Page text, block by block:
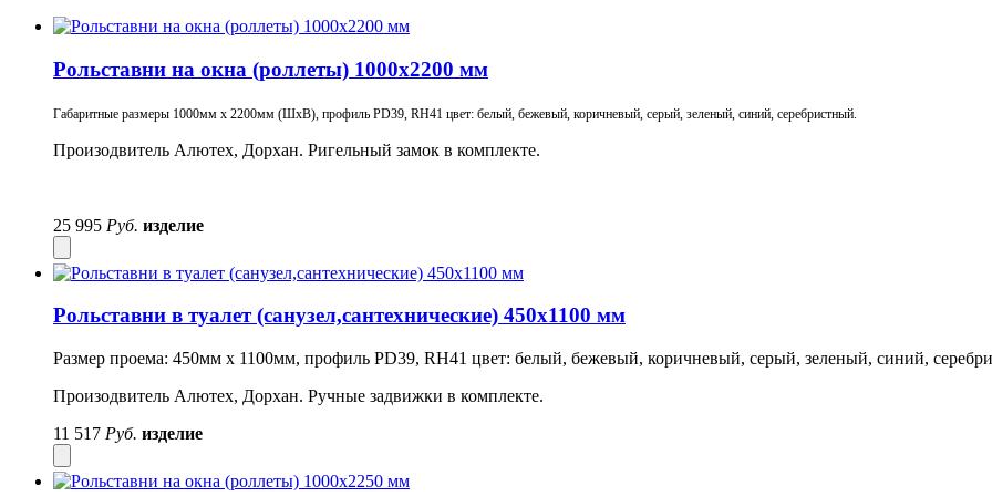
Рольставни на окна (роллеты) 1000х2200 мм
Габаритные размеры 1000мм х 2200мм (ШхВ), профиль PD39, RH41 цвет: белый, бежевый, коричневый, серый, зеленый, синий, серебристный.
Произодвитель Алютех, Дорхан. Ригельный замок в комплекте.
25 995 Руб. изделие
Рольставни в туалет (санузел,сантехнические) 450х1100 мм
Размер проема: 450мм х 1100мм, профиль PD39, RH41 цвет: белый, бежевый, коричневый, серый, зеленый, синий,
Произодвитель Алютех, Дорхан. Ручные задвижки в комплекте.
11 517 Руб. изделие